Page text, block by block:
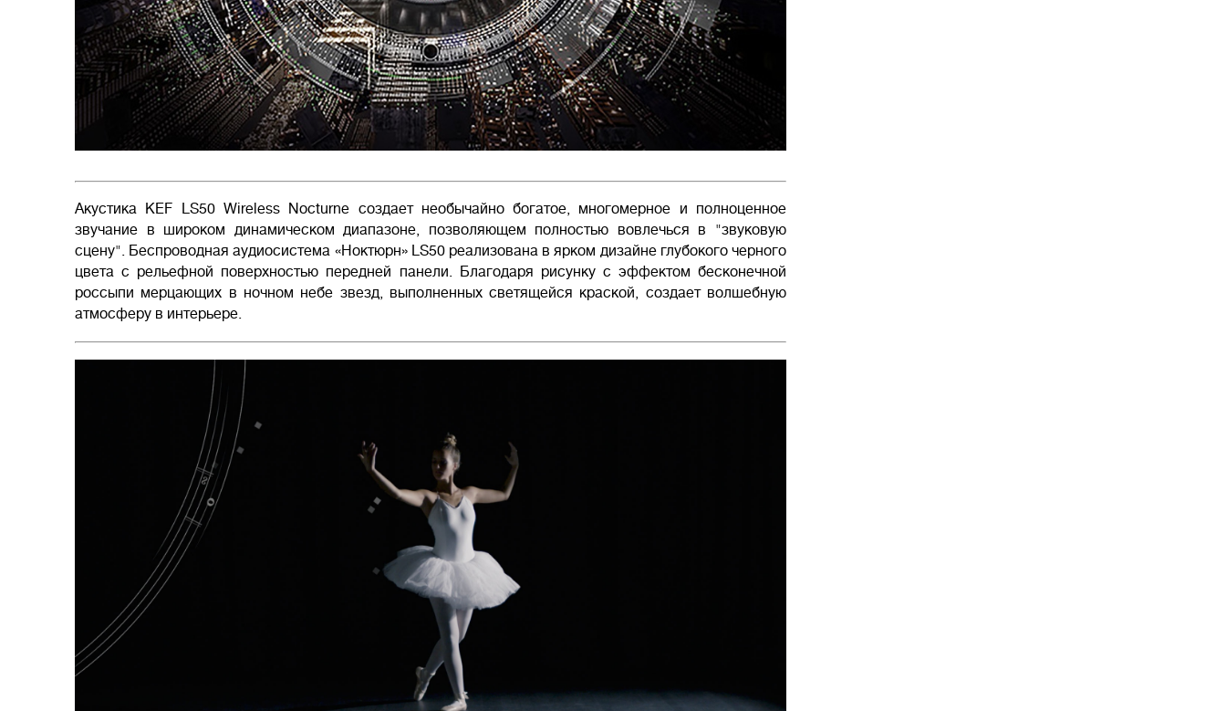
Акустика KEF LS50 Wireless Nocturne создает необычайно богатое, многомерное и полноценное
звучание в широком динамическом диапазоне, позволяющем полностью вовлечься в "звуковую
сцену". Беспроводная аудиосистема «Ноктюрн» LS50 реализована в ярком дизайне глубокого черного
цвета с рельефной поверхностью передней панели. Благодаря рисунку с эффектом бесконечной
россыпи мерцающих в ночном небе звезд, выполненных светящейся краской, создает волшебную
атмосферу в интерьере.